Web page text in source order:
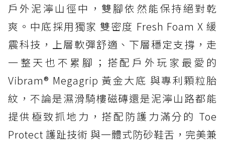
戶外泥濘山徑中，雙腳依然能保持絕對乾
爽。中底採用獨家 雙密度 Fresh Foam X 緩
震科技，上層軟彈舒適、下層穩定支撐，走
一整天也不累腳；搭配戶外玩家最愛的
Vibram® Megagrip 黃金大底 與專利顆粒胎
紋，不論是濕滑騎樓磁磚還是泥濘山路都能
提供極致抓地力，搭配防護力滿分的 Toe
Protect 護趾技術 與一體式防砂鞋舌，完美兼